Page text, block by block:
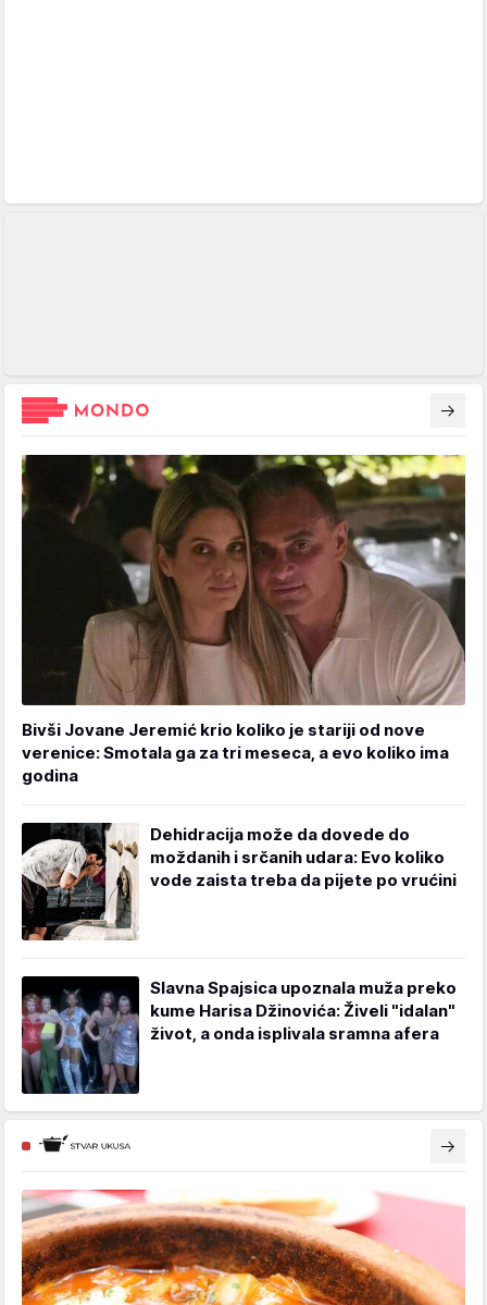
Bivši Jovane Jeremić krio koliko je stariji od nove
verenice: Smotala ga za tri meseca, a evo koliko ima
godina
Dehidracija može da dovede do
moždanih i srčanih udara: Evo koliko
vode zaista treba da pijete po vrućini
Slavna Spajsica upoznala muža preko
kume Harisa Džinovića: Živeli "idalan"
život, a onda isplivala sramna afera